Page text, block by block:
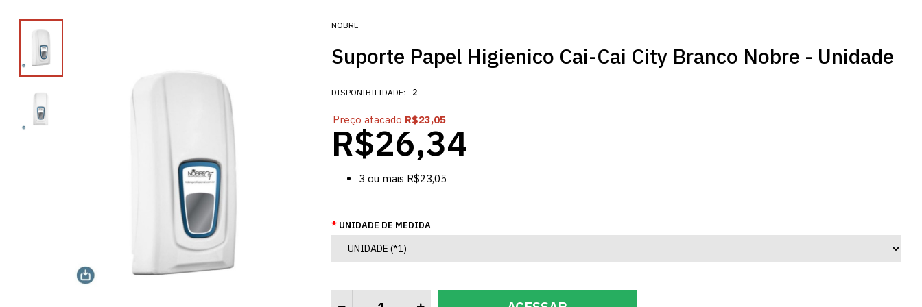
NOBRE
Suporte Papel Higienico Cai-Cai City Branco Nobre - Unidade
DISPONIBILIDADE: 2
Preço atacado R$23,05
R$26,34
3 ou mais R$23,05
UNIDADE DE MEDIDA